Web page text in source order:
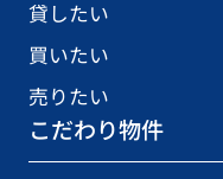
貸したい
買いたい
売りたい
こだわり物件